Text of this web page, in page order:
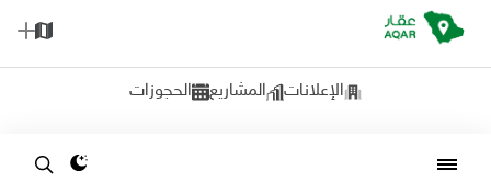
الإعلانات المشاريع الحجوزات